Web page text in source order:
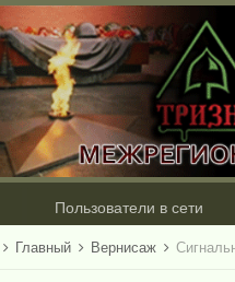
Пользователи в сети
Главный Вернисаж